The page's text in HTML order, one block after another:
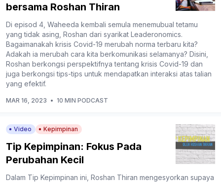
bersama Roshan Thiran
Di episod 4, Waheeda kembali semula menemubual tetamu
yang tidak asing, Roshan dari syarikat Leaderonomics.
Bagaimanakah krisis Covid-19 merubah norma terbaru kita?
Adakah ia merubah cara kita berkomunikasi selamanya? Disini,
Roshan berkongsi perspektifnya tentang krisis Covid-19 dan
juga berkongsi tips-tips untuk mendapatkan interaksi atas talian
yang efektif.
MAR 16, 2023 • 10 MIN PODCAST
Video Kepimpinan
Tip Kepimpinan: Fokus Pada
Perubahan Kecil
Dalam Tip Kepimpinan ini, Roshan Thiran mengesyorkan supaya